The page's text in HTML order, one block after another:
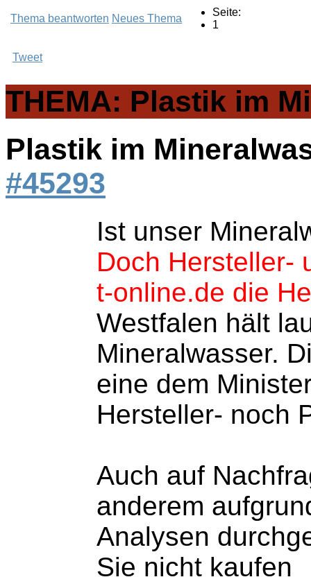
Thema beantworten Neues Thema
Seite:
1
Tweet
THEMA: Plastik im
Plastik im
#45293
Ist unser
Doch Hersteller-
t-online.de die
Westfalen hält
Mineralwasser.
eine dem
Hersteller- noch
Auch auf
anderem
Analysen
Sie nicht kaufen